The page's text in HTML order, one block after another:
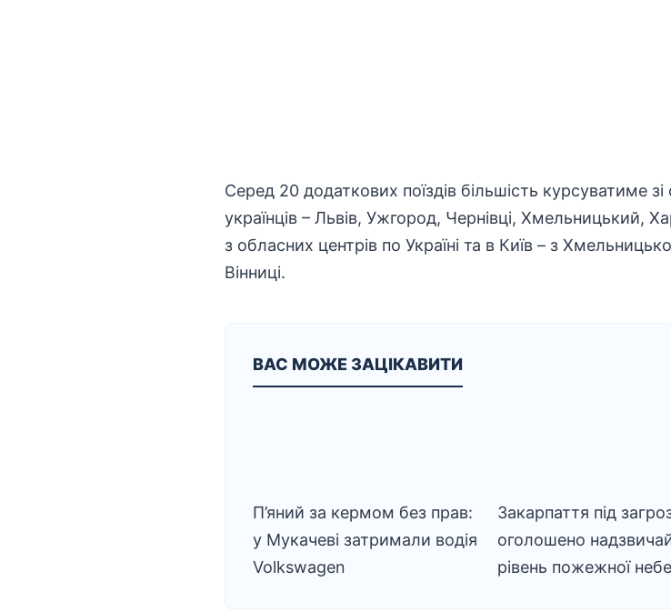
Серед 20 додаткових поїздів більшість курсуватиме
українців – Львів, Ужгород, Чернівці, Хмельницький,
з обласних центрів по Україні та в Київ – з
Вінниці.
ВАС МОЖЕ ЗАЦІКАВИТИ
П’яний за кермом без прав:
у Мукачеві затримали водія
Volkswagen
Закарпаття під
оголошено
рівень пожежної